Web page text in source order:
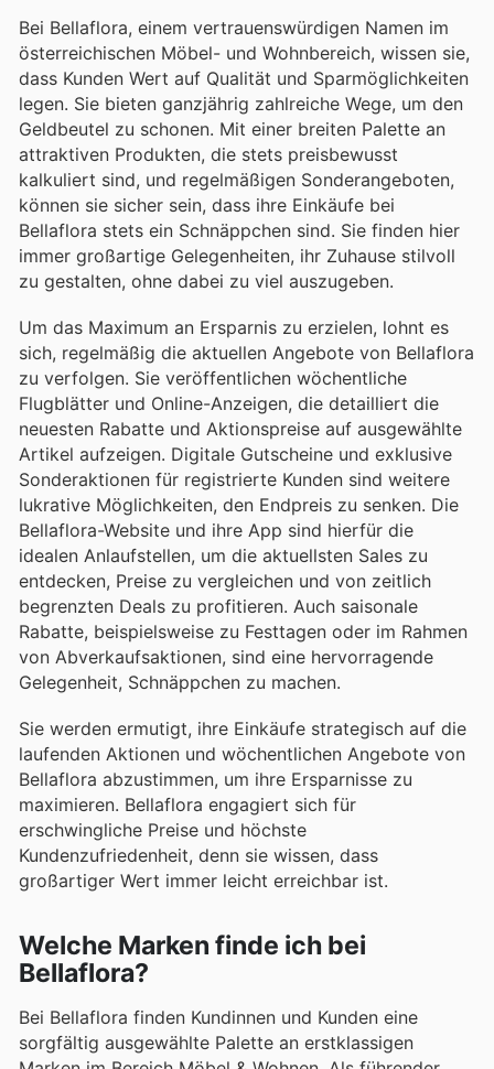
Bei Bellaflora, einem vertrauenswürdigen Namen im
österreichischen Möbel- und Wohnbereich, wissen sie,
dass Kunden Wert auf Qualität und Sparmöglichkeiten
legen. Sie bieten ganzjährig zahlreiche Wege, um den
Geldbeutel zu schonen. Mit einer breiten Palette an
attraktiven Produkten, die stets preisbewusst
kalkuliert sind, und regelmäßigen Sonderangeboten,
können sie sicher sein, dass ihre Einkäufe bei
Bellaflora stets ein Schnäppchen sind. Sie finden hier
immer großartige Gelegenheiten, ihr Zuhause stilvoll
zu gestalten, ohne dabei zu viel auszugeben.
Um das Maximum an Ersparnis zu erzielen, lohnt es
sich, regelmäßig die aktuellen Angebote von Bellaflora
zu verfolgen. Sie veröffentlichen wöchentliche
Flugblätter und Online-Anzeigen, die detailliert die
neuesten Rabatte und Aktionspreise auf ausgewählte
Artikel aufzeigen. Digitale Gutscheine und exklusive
Sonderaktionen für registrierte Kunden sind weitere
lukrative Möglichkeiten, den Endpreis zu senken. Die
Bellaflora-Website und ihre App sind hierfür die
idealen Anlaufstellen, um die aktuellsten Sales zu
entdecken, Preise zu vergleichen und von zeitlich
begrenzten Deals zu profitieren. Auch saisonale
Rabatte, beispielsweise zu Festtagen oder im Rahmen
von Abverkaufsaktionen, sind eine hervorragende
Gelegenheit, Schnäppchen zu machen.
Sie werden ermutigt, ihre Einkäufe strategisch auf die
laufenden Aktionen und wöchentlichen Angebote von
Bellaflora abzustimmen, um ihre Ersparnisse zu
maximieren. Bellaflora engagiert sich für
erschwingliche Preise und höchste
Kundenzufriedenheit, denn sie wissen, dass
großartiger Wert immer leicht erreichbar ist.
Welche Marken finde ich bei
Bellaflora?
Bei Bellaflora finden Kundinnen und Kunden eine
sorgfältig ausgewählte Palette an erstklassigen